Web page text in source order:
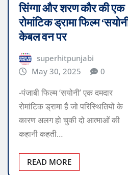
सिंग्गा और शरण कौर की एक
रोमांटिक ड्रामा फिल्म
केबल वन पर
superhitpunjabi
May 30, 2025
0
-पंजाबी फिल्म ‘सयोनी’ एक दमदार
रोमांटिक ड्रामा है जो परिस्थितियों के
कारण अलग हो चुकी दो आत्माओं की
कहानी कहती…
READ MORE